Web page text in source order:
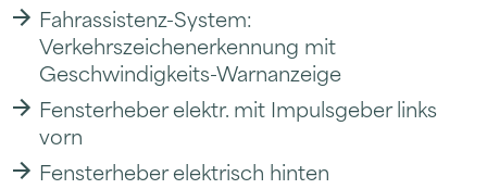
Fahrassistenz-System:
Verkehrszeichenerkennung mit
Geschwindigkeits-Warnanzeige
Fensterheber elektr. mit Impulsgeber links
vorn
Fensterheber elektrisch hinten